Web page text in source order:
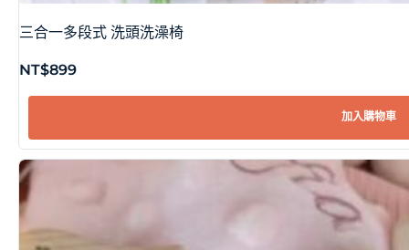
三合一多段式 洗頭洗澡椅
NT$899
加入購物車